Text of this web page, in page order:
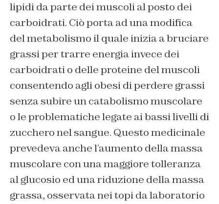
lipidi da parte dei muscoli al posto dei
carboidrati. Ciò porta ad una modifica
del metabolismo il quale inizia a bruciare
grassi per trarre energia invece dei
carboidrati o delle proteine del muscoli
consentendo agli obesi di perdere grassi
senza subire un catabolismo muscolare
o le problematiche legate ai bassi livelli di
zucchero nel sangue. Questo medicinale
prevedeva anche l’aumento della massa
muscolare con una maggiore tolleranza
al glucosio ed una riduzione della massa
grassa, osservata nei topi da laboratorio